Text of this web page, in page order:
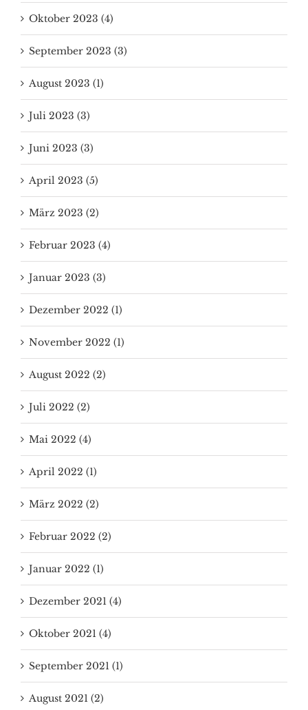
Oktober 2023 (4)
September 2023 (3)
August 2023 (1)
Juli 2023 (3)
Juni 2023 (3)
April 2023 (5)
März 2023 (2)
Februar 2023 (4)
Januar 2023 (3)
Dezember 2022 (1)
November 2022 (1)
August 2022 (2)
Juli 2022 (2)
Mai 2022 (4)
April 2022 (1)
März 2022 (2)
Februar 2022 (2)
Januar 2022 (1)
Dezember 2021 (4)
Oktober 2021 (4)
September 2021 (1)
August 2021 (2)